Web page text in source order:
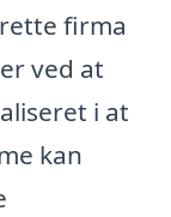
firma
er ved at
i at
kan